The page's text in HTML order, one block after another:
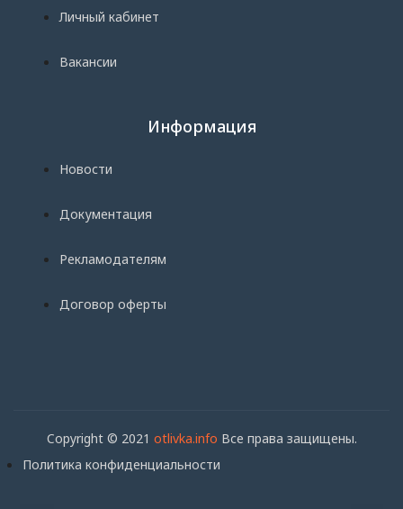
Личный кабинет
Вакансии
Информация
Новости
Документация
Рекламодателям
Договор оферты
Copyright © 2021 otlivka.info Все права защищены.
Политика конфиденциальности